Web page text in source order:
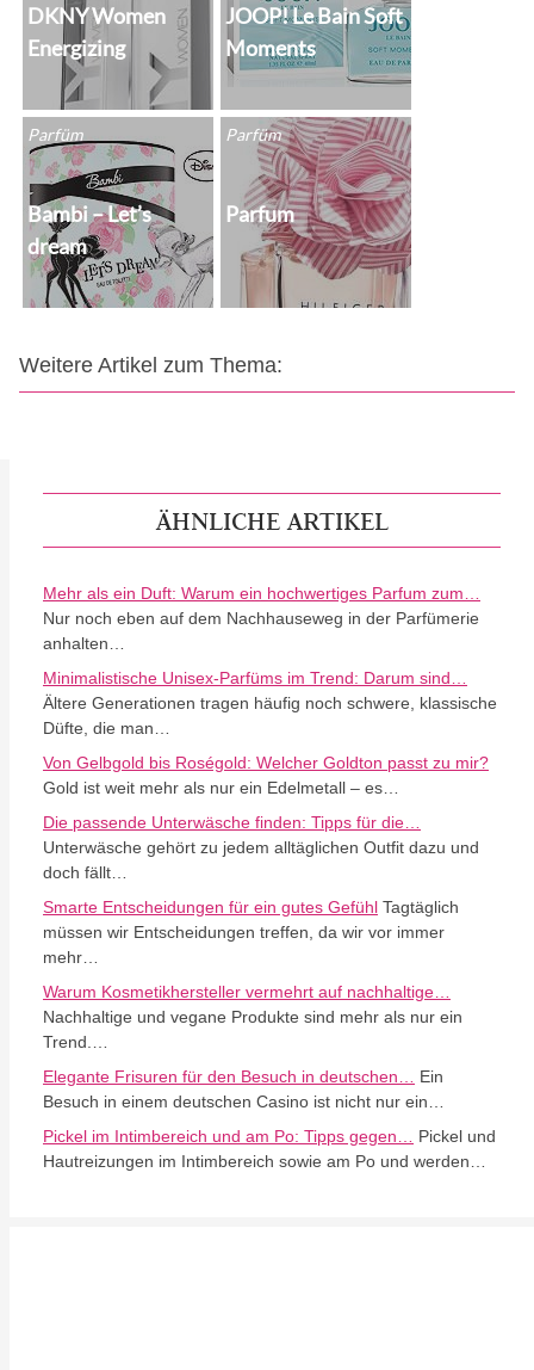
DKNY Women
Energizing
JOOP! Le Bain Soft
Moments
Parfüm
Bambi – Let’s
dream
Parfüm
Parfum
Weitere Artikel zum Thema:
ÄHNLICHE ARTIKEL
Mehr als ein Duft: Warum ein hochwertiges Parfum zum…
Nur noch eben auf dem Nachhauseweg in der Parfümerie
anhalten…
Minimalistische Unisex-Parfüms im Trend: Darum sind…
Ältere Generationen tragen häufig noch schwere, klassische
Düfte, die man…
Von Gelbgold bis Roségold: Welcher Goldton passt zu mir?
Gold ist weit mehr als nur ein Edelmetall – es…
Die passende Unterwäsche finden: Tipps für die…
Unterwäsche gehört zu jedem alltäglichen Outfit dazu und
doch fällt…
Smarte Entscheidungen für ein gutes Gefühl Tagtäglich
müssen wir Entscheidungen treffen, da wir vor immer
mehr…
Warum Kosmetikhersteller vermehrt auf nachhaltige…
Nachhaltige und vegane Produkte sind mehr als nur ein
Trend.…
Elegante Frisuren für den Besuch in deutschen…
Ein
Besuch in einem deutschen Casino ist nicht nur ein…
Pickel im Intimbereich und am Po: Tipps gegen…
Pickel und
Hautreizungen im Intimbereich sowie am Po und werden…